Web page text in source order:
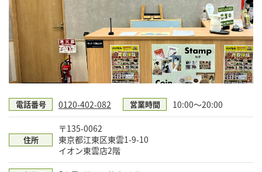
電話番号 0120-402-082 営業時間 10:00〜20:00
住所
〒135-0062
東京都江東区東雲1-9-10
イオン東雲店2階